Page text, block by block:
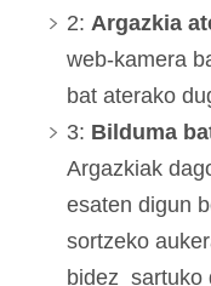
2: Argazkia
web-kamera
bat aterako
3: Bilduma
Argazkiak
esaten digun
sortzeko
bidez sartuko